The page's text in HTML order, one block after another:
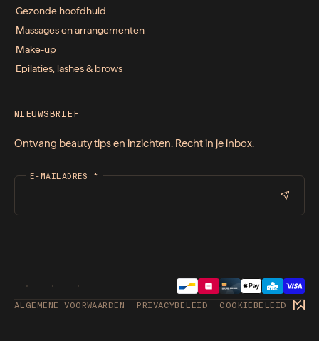
Gezonde hoofdhuid
Massages en arrangementen
Make-up
Epilaties, lashes & brows
NIEUWSBRIEF
Ontvang beauty tips en inzichten. Recht in je inbox.
E-MAILADRES *
ALGEMENE VOORWAARDEN PRIVACYBELEID COOKIEBELEID